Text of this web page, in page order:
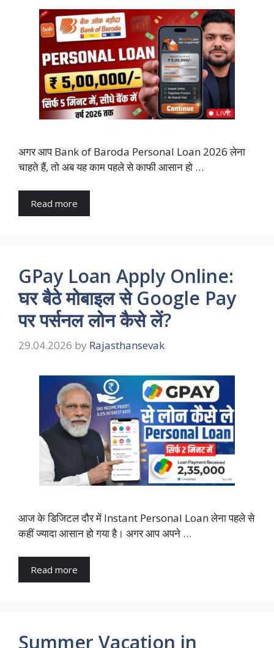
अगर आप Bank of Baroda Personal Loan 2026 लेना
चाहते हैं, तो अब यह काम पहले से काफी आसान हो …
Read more
GPay Loan Apply Online:
घर बैठे मोबाइल से Google Pay
पर पर्सनल लोन कैसे लें?
29.04.2026 by Rajasthansevak
आज के डिजिटल दौर में Instant Personal Loan लेना पहले से
कहीं ज्यादा आसान हो गया है। अगर आप अपने …
Read more
Summer Vacation in